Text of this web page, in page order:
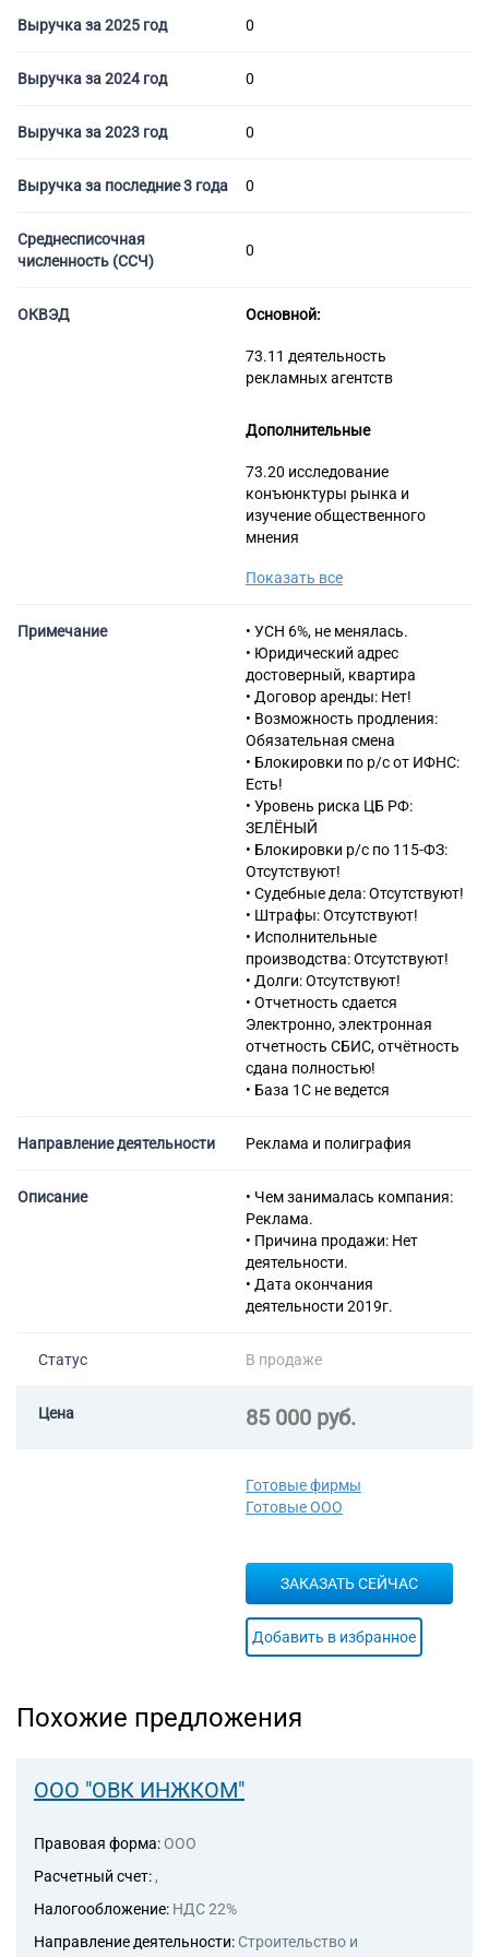
Выручка за 2025 год 0
Выручка за 2024 год 0
Выручка за 2023 год 0
Выручка за последние 3 года 0
Среднесписочная
численность (ССЧ)
0
ОКВЭД Основной:
73.11 деятельность
рекламных агентств
Дополнительные
73.20 исследование
конъюнктуры рынка и
изучение общественного
мнения
деятельности прочие
компьютерного программного
обеспечения
63.12 Деятельность web-
порталов
73.11 Деятельность
рекламных агентств
73.20 Исследование
конъюнктуры рынка и
изучение общественного
мнения
Показать все
Примечание
• УСН 6%, не менялась.
• Юридический адрес
достоверный, квартира
• Договор аренды: Нет!
• Возможность продления:
Обязательная смена
• Блокировки по р/с от ИФНС:
Есть!
• Уровень риска ЦБ РФ:
ЗЕЛЁНЫЙ
• Блокировки р/с по 115-ФЗ:
Отсутствуют!
• Судебные дела: Отсутствуют!
• Штрафы: Отсутствуют!
• Исполнительные
производства: Отсутствуют!
• Долги: Отсутствуют!
• Отчетность сдается
Электронно, электронная
отчетность СБИС, отчётность
сдана полностью!
• База 1С не ведется
Направление деятельности Реклама и полиграфия
Описание
• Чем занималась компания:
Реклама.
• Причина продажи: Нет
деятельности.
• Дата окончания
деятельности 2019г.
Статус В продаже
Цена 85 000 руб.
Готовые фирмы
Готовые ООО
ЗАКАЗАТЬ СЕЙЧАС
Добавить в избранное
Похожие предложения
ООО "ОВК ИНЖКОМ"
Правовая форма: ООО
Расчетный счет: ,
Налогообложение: НДС 22%
Направление деятельности: Строительство и